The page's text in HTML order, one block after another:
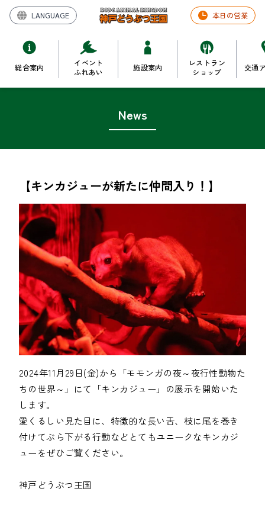
LANGUAGE 本日の営業
総合案内
イベント
ふれあい
施設案内
レストラン
ショップ
交通
News
【キンカジューが新たに仲間入り！】
2024年11月29日(金)から「モモンガの夜～夜行性動物た
ちの世界～」にて「キンカジュー」の展示を開始いた
します。
愛くるしい見た目に、特徴的な長い舌、枝に尾を巻き
付けてぶら下がる行動などとてもユニークなキンカジ
ューをぜひご覧ください。